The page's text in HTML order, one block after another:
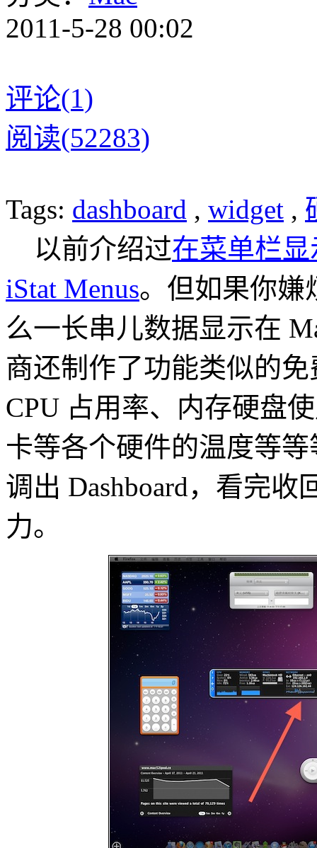
2011-5-28 00:02
评论(1)
阅读(52283)
Tags: dashboard , widget ,
以前介绍过在菜单栏
iStat Menus。但如果你嫌
么一长串儿数据显示在
商还制作了功能类似的免
CPU 占用率、内存硬盘
卡等各个硬件的温度等
调出 Dashboard，看完
力。